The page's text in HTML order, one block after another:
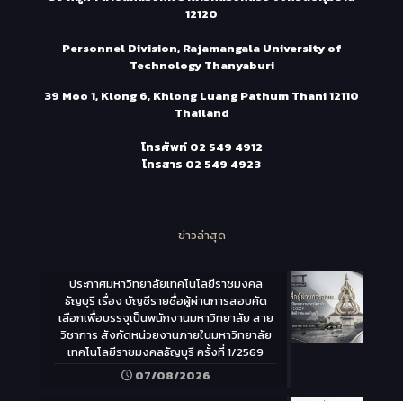
12120
Personnel Division, Rajamangala University of
Technology Thanyaburi
39 Moo 1, Klong 6, Khlong Luang Pathum Thani 12110
Thailand
โทรศัพท์ 02 549 4912
โทรสาร 02 549 4923
ข่าวล่าสุด
ประกาศมหาวิทยาลัยเทคโนโลยีราชมงคล
ธัญบุรี เรื่อง บัญชีรายชื่อผู้ผ่านการสอบคัด
เลือกเพื่อบรรจุเป็นพนักงานมหาวิทยาลัย สาย
วิชาการ สังกัดหน่วยงานภายในมหาวิทยาลัย
เทคโนโลยีราชมงคลธัญบุรี ครั้งที่ 1/2569
07/08/2026